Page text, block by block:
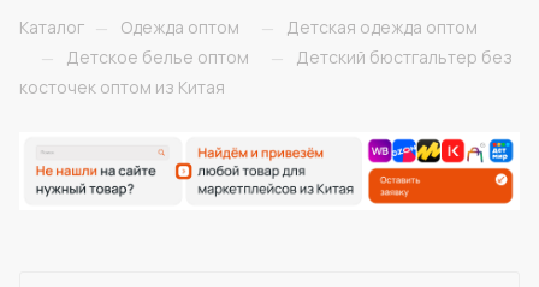
Каталог — Одежда оптом —
Детская одежда оптом
—
Детское белье оптом —
Детский бюстгальтер без
косточек оптом из Китая